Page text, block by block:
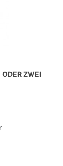
ODER ZWEI